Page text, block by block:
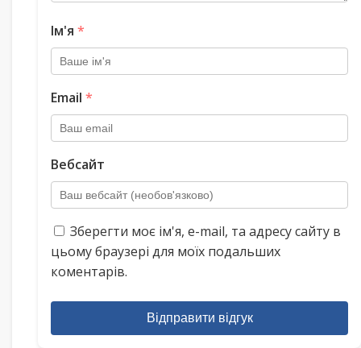
Ім'я *
Email *
Вебсайт
Зберегти моє ім'я, e-mail, та адресу сайту в
цьому браузері для моїх подальших
коментарів.
Відправити відгук